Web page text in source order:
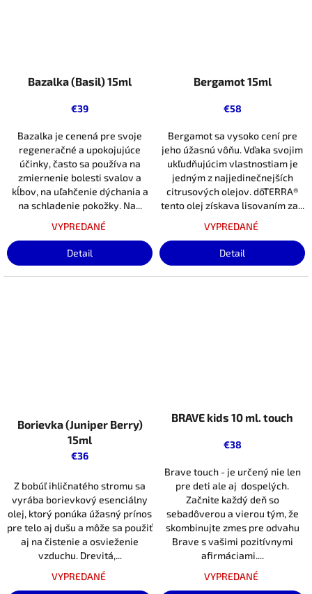
Bazalka (Basil) 15ml
€39
Bazalka je cenená pre svoje
regeneračné a upokojujúce
účinky, často sa používa na
zmiernenie bolesti svalov a
kĺbov, na uľahčenie dýchania a
na schladenie pokožky. Na...
VYPREDANÉ
Detail
Bergamot 15ml
€58
Bergamot sa vysoko cení pre
jeho úžasnú vôňu. Vďaka svojim
ukľudňujúcim vlastnostiam je
jedným z najjedinečnejších
citrusových olejov. dōTERRA®
tento olej získava lisovaním za...
VYPREDANÉ
Detail
Borievka (Juniper Berry)
15ml
€36
Z bobúľ ihličnatého stromu sa
vyrába borievkový esenciálny
olej, ktorý ponúka úžasný prínos
pre telo aj dušu a môže sa použiť
aj na čistenie a osvieženie
vzduchu. Drevitá,...
VYPREDANÉ
BRAVE kids 10 ml. touch
€38
Brave touch - je určený nie len
pre deti ale aj dospelých.
Začnite každý deň so
sebadôverou a vierou tým, že
skombinujte zmes pre odvahu
Brave s vašimi pozitívnymi
afirmáciami....
VYPREDANÉ